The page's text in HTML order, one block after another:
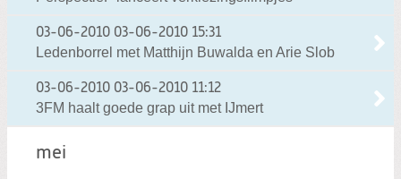
03-06-2010 03-06-2010 15:31
Ledenborrel met Matthijn Buwalda en Arie Slob
03-06-2010 03-06-2010 11:12
3FM haalt goede grap uit met IJmert
mei